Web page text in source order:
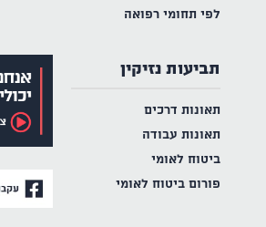
לפי תחומי רפואה
תביעות נזיקין
תאונות דרכים
תאונות עבודה
ביטוח לאומי
פורום ביטוח לאומי